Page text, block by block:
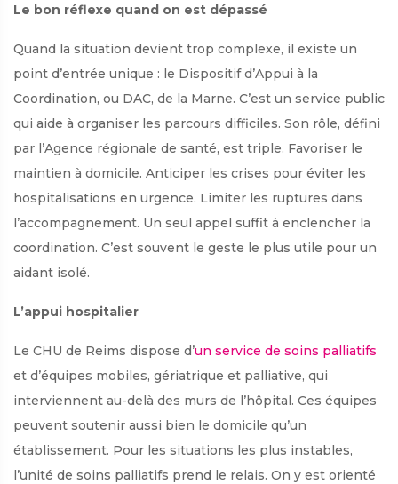
Le bon réflexe quand on est dépassé
Quand la situation devient trop complexe, il existe un
point d’entrée unique : le Dispositif d’Appui à la
Coordination, ou DAC, de la Marne. C’est un service public
qui aide à organiser les parcours difficiles. Son rôle, défini
par l’Agence régionale de santé, est triple. Favoriser le
maintien à domicile. Anticiper les crises pour éviter les
hospitalisations en urgence. Limiter les ruptures dans
l’accompagnement. Un seul appel suffit à enclencher la
coordination. C’est souvent le geste le plus utile pour un
aidant isolé.
L’appui hospitalier
Le CHU de Reims dispose d’un service de soins palliatifs
et d’équipes mobiles, gériatrique et palliative, qui
interviennent au-delà des murs de l’hôpital. Ces équipes
peuvent soutenir aussi bien le domicile qu’un
établissement. Pour les situations les plus instables,
l’unité de soins palliatifs prend le relais. On y est orienté